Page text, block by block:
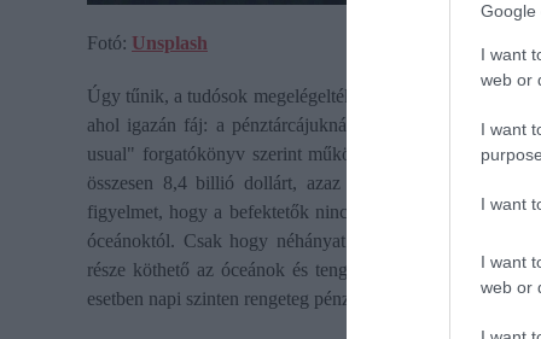
Google
I want
web or
I want
I want
I want
web or
Fotó: Unsplash
Úgy tűnik, a tudósok megelégelték a nagyhatalmú
ahol igazán fáj: a pénztárcájuknál. A szóban forgó
usual" forgatókönyv szerint működnek tovább, akkor a
összesen 8,4 billió dollárt, azaz nagyjából 2604 ezer
figyelmet, hogy a befektetők nincsenek tisztában azzal,
óceánoktól. Csak hogy néhányat említsünk, a
része köthető az óceánok és tengerek köré épült
esetben napi szinten rengeteg pénz forog, aminek nem tesz